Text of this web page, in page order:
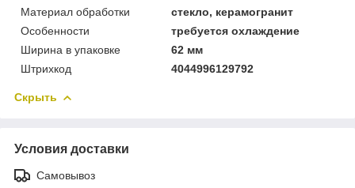
Материал обработки
стекло, керамогранит
Особенности
требуется охлаждение
Ширина в упаковке
62 мм
Штрихкод
4044996129792
Скрыть
Условия доставки
Самовывоз